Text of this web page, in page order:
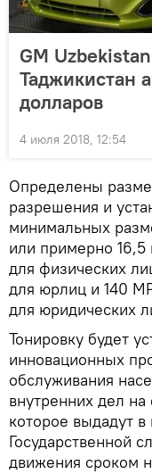
GM
Таджикистан
долларов
4 июля 2018, 12:54
Определены
разрешения и
минимальных
или примерно
для физических
для юрлиц и 140
для юридических
Тонировку будет
инновационных
обслуживания
внутренних дел
которое выдадут
Государственной
движения сроком